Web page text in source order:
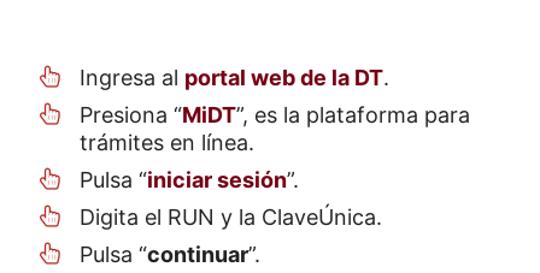
Ingresa al portal web de la DT.
Presiona “MiDT”, es la plataforma para
trámites en línea.
Pulsa “iniciar sesión”.
Digita el RUN y la ClaveÚnica.
Pulsa “continuar”.